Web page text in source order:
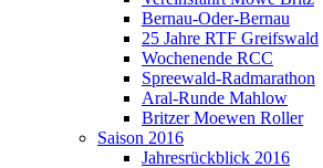
Bernau-Oder-Bernau
25 Jahre RTF Greifswald
Wochenende RCC
Spreewald-Radmarathon
Aral-Runde Mahlow
Britzer Moewen Roller
Saison 2016
Jahresrückblick 2016